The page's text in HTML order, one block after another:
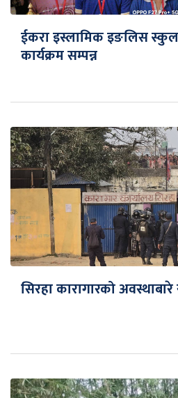
ईकरा इस्लामिक इङलिस
कार्यक्रम सम्पन्न
सिरहा कारागारको अवस्थाबारे